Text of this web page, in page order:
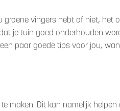
groene vingers hebt of niet, het
je tuin goed onderhouden
paar goede tips voor jou,
maken. Dit kan namelijk helpen